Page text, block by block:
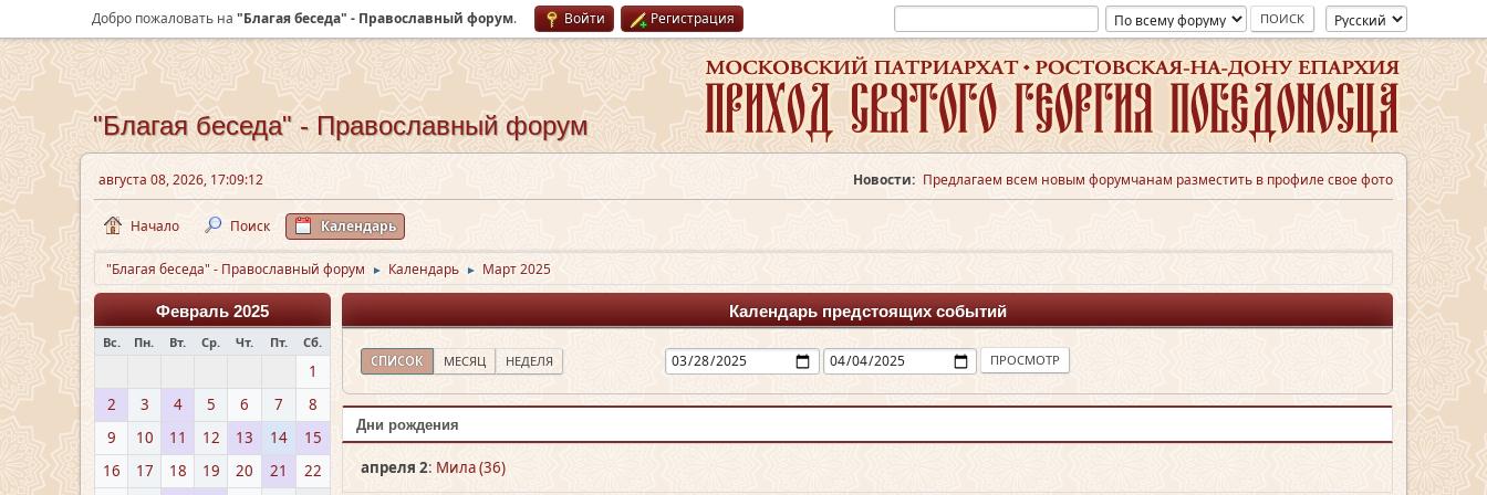
Добро пожаловать на "Благая беседа" - Православный форум. Войти Регистрация
"Благая беседа" - Православный форум
августа 08, 2026, 17:09:12 Новости: Предлагаем всем новым форумчанам разместить в профиле свое фото
Начало Поиск Календарь
"Благая беседа" - Православный форум ► Календарь ► Март 2025
Февраль 2025
Вс. Пн. Вт. Ср. Чт. Пт. Сб.
1
2
3 4 5 6 7
8
9
10 11 12 13 14
15
16
17 18 19 20 21
22
Календарь предстоящих событий
СПИСОК МЕСЯЦ НЕДЕЛЯ
Дни рождения
апреля 2: Мила (36)